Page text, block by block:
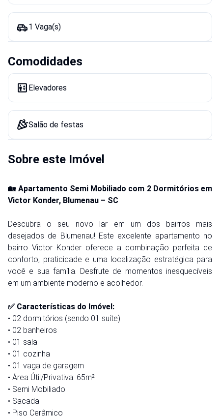
1 Vaga(s)
Comodidades
Elevadores
Salão de festas
Sobre este Imóvel
🏡 Apartamento Semi Mobiliado com 2 Dormitórios em
Victor Konder, Blumenau – SC
Descubra o seu novo lar em um dos bairros mais
desejados de Blumenau! Este excelente apartamento no
bairro Victor Konder oferece a combinação perfeita de
conforto, praticidade e uma localização estratégica para
você e sua família. Desfrute de momentos inesquecíveis
em um ambiente moderno e acolhedor.
✅ Características do Imóvel:
• 02 dormitórios (sendo 01 suíte)
• 02 banheiros
• 01 sala
• 01 cozinha
• 01 vaga de garagem
• Área Útil/Privativa: 65m²
• Semi Mobiliado
• Sacada
• Piso Cerâmico